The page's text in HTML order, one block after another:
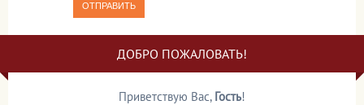
ОТПРАВИТЬ
ДОБРО ПОЖАЛОВАТЬ!
Приветствую Вас, Гость!